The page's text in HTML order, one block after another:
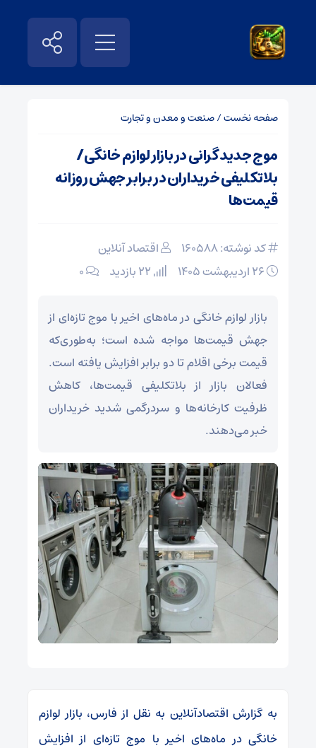
صفحه نخست/صنعت و معدن و تجارت
موج جدید گرانی در بازار لوازم خانگی/
بلاتکلیفی خریداران در برابر جهش روزانه
قیمت‌ها
کد نوشته: 160588
اقتصاد آنلاین
۰
بازار لوازم خانگی در ماه‌های اخیر با موج تازه‌ای از
جهش قیمت‌ها مواجه شده است؛ به‌طوری‌که
قیمت برخی اقلام تا دو برابر افزایش یافته است.
فعالان بازار از بلاتکلیفی قیمت‌ها، کاهش
ظرفیت کارخانه‌ها و سردرگمی شدید خریداران
خبر می‌دهند.
به گزارش اقتصادآنلاین به نقل از فارس، بازار لوازم
خانگی در ماه‌های اخیر با موج تازه‌ای از افزایش